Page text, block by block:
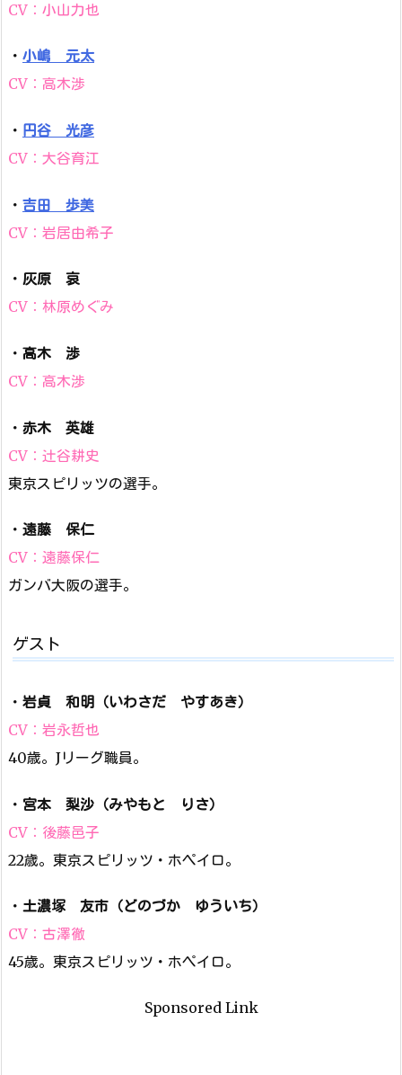
CV：小山力也
・ 小嶋 元太
CV：高木渉
・ 円谷 光彦
CV：大谷育江
・ 吉田 歩美
CV：岩居由希子
・ 灰原 哀
CV：林原めぐみ
・ 高木 渉
CV：高木渉
・ 赤木 英雄
CV：辻谷耕史
東京スピリッツの選手。
・ 遠藤 保仁
CV：遠藤保仁
ガンバ大阪の選手。
ゲスト
・ 岩貞 和明（いわさだ やすあき）
CV：岩永哲也
40歳。Jリーグ職員。
・ 宮本 梨沙（みやもと りさ）
CV：後藤邑子
22歳。東京スピリッツ・ホペイロ。
・ 土濃塚 友市（どのづか ゆういち）
CV：古澤徹
45歳。東京スピリッツ・ホペイロ。
Sponsored Link